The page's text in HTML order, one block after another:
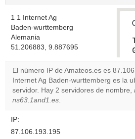
1 1 Internet Ag
Baden-wurttemberg
Alemania
51.206883, 9.887695
El número IP de Amateos.es es
Internet Ag Baden-wurttemberg es la
servidor. Hay 2 servidores de nombre,
ns63.1and1.es.
IP:
87.106.193.195